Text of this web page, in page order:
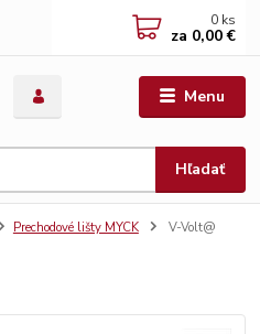
Menu
Hľadať
0 ks
za 0,00 €
Prechodové lišty MYCK V-Volt@